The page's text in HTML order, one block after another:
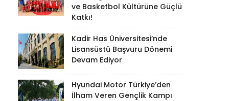
ve Basketbol Kültürüne Güçlü
Katkı!
Kadir Has Üniversitesi’nde
Lisansüstü Başvuru Dönemi
Devam Ediyor
Hyundai Motor Türkiye’den
İlham Veren Gençlik Kampı